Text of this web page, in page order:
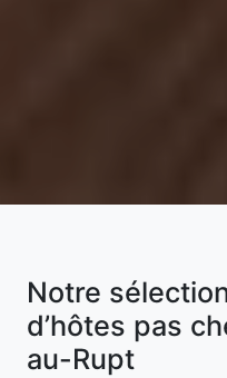
Notre
d’hôtes pas
au-Rupt